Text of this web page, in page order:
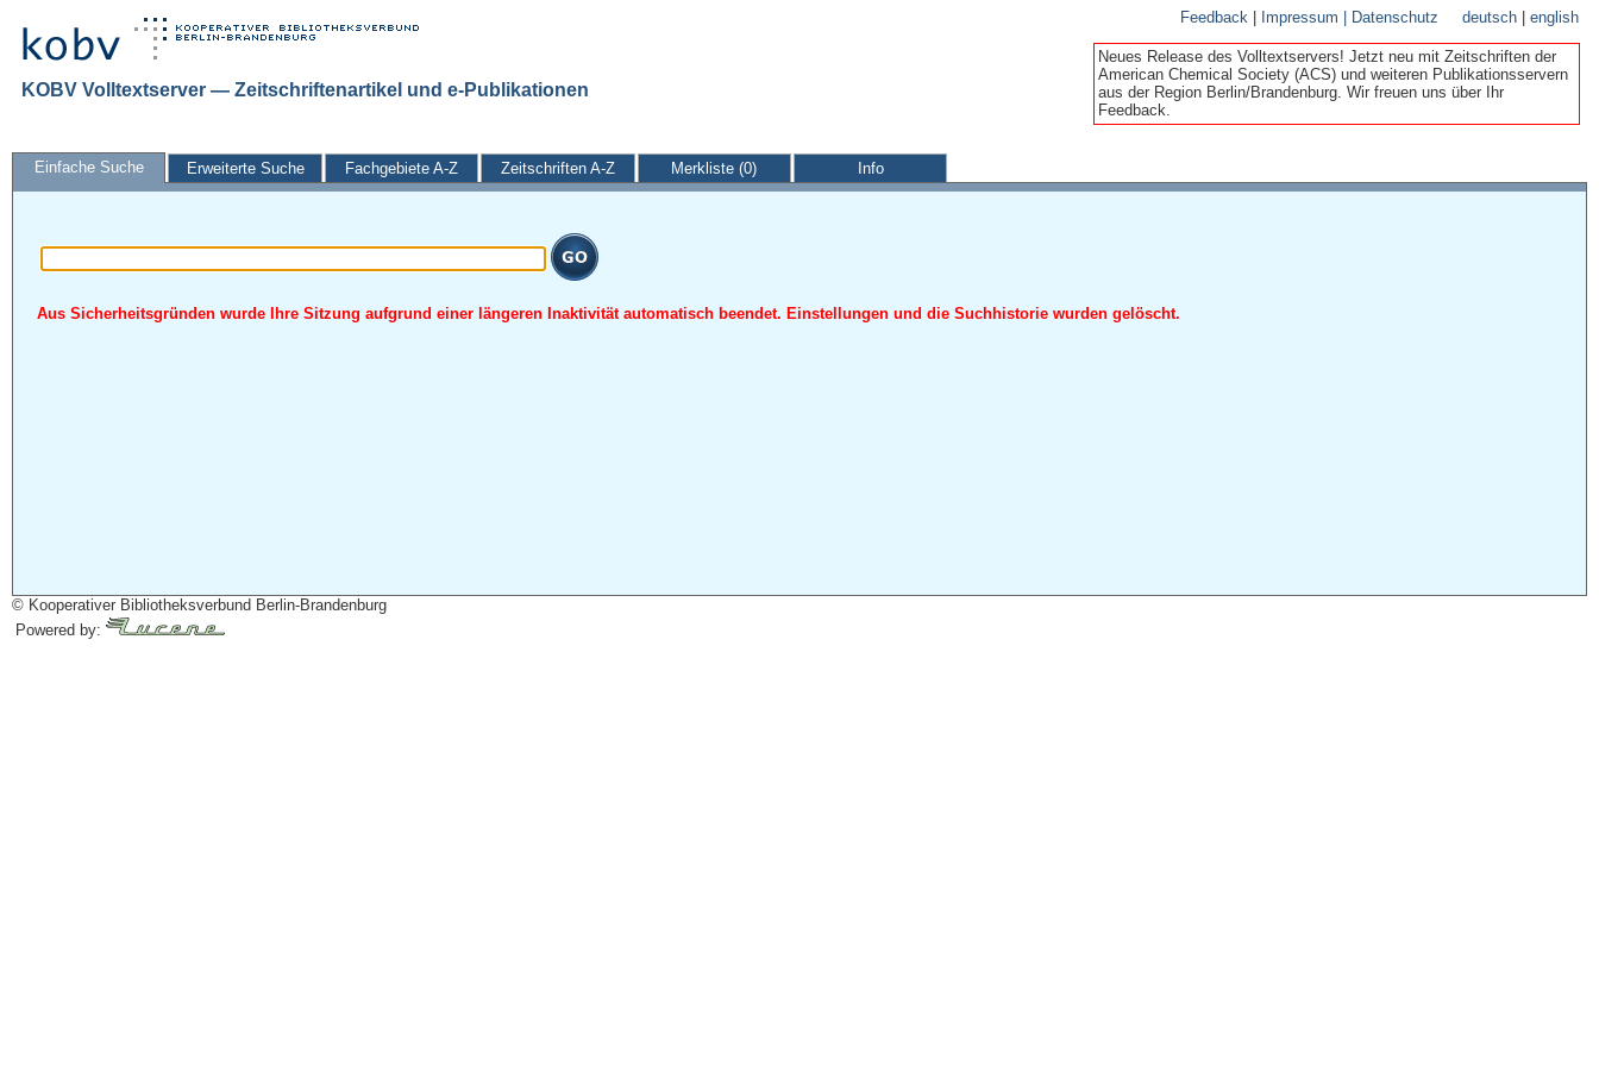
Feedback Impressum | Datenschutz deutsch |english
KOBV Volltextserver — Zeitschriftenartikel und e-Publikationen
Neues Release des Volltextservers! Jetzt neu mit Zeitschriften der
American Chemical Society (ACS) und weiteren Publikationsservern
aus der Region Berlin/Brandenburg. Wir freuen uns über Ihr
Feedback.
Einfache Suche Erweiterte Suche Fachgebiete A-Z Zeitschriften A-Z Merkliste (0) Info
Aus Sicherheitsgründen wurde Ihre Sitzung aufgrund einer längeren Inaktivität automatisch beendet. Einstellungen und die Suchhistorie wurden gelöscht.
© Kooperativer Bibliotheksverbund Berlin-Brandenburg
Powered by: